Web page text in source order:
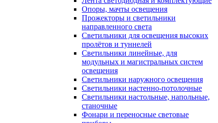
Опоры, мачты освещения
Прожекторы и светильники
направленного света
Светильники для освещения высоких
пролётов и туннелей
Светильники линейные, для
модульных и магистральных систем
освещения
Светильники наружного освещения
Светильники настенно-потолочные
Светильники настольные, напольные,
станочные
Фонари и переносные световые